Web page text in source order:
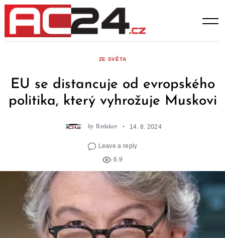
Skip
content
ZE SVĚTA
EU se distancuje od evropského
politika, který vyhrožuje Muskovi
by Redakce 14. 8. 2024
Leave a reply
6.9